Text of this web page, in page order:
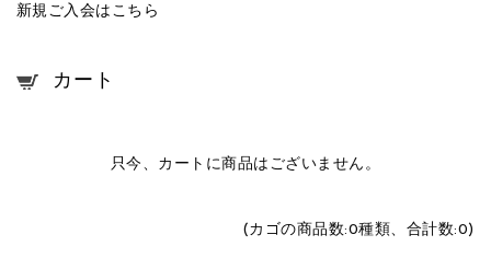
新規ご入会はこちら
カート
只今、カートに商品はございません。
(カゴの商品数:0種類、合計数:0)